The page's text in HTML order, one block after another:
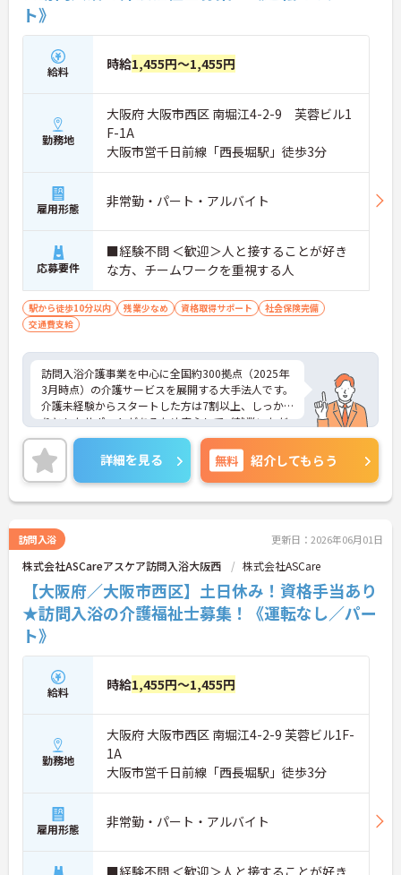
ト》
給料 時給1,455円～1,455円
勤務地
大阪府 大阪市西区 南堀江4-2-9 芙蓉ビル1
F-1A
大阪市営千日前線「西長堀駅」徒歩3分
雇用形態 非常勤・パート・アルバイト
応募要件
■経験不問 ＜歓迎＞人と接することが好き
な方、チームワークを重視する人
駅から徒歩10分以内 残業少なめ 資格取得サポート
社会保険完備
交通費支給
訪問入浴介護事業を中心に全国約300拠点（2025年
3月時点）の介護サービスを展開する大手法人です。
介護未経験からスタートした方は7割以上、しっか
りとしたサポートがあるため安心してご就業いただ
けます。お風呂に入れなくて困っている方に、手を
差し伸べてあげられるとてもやりがいのあるお仕事
です。ご興味ある方には、面接対策ポイントなど、
さらに詳細をお話しいたしますのでお気軽にご相談
ください！
詳細を見る 無料 紹介してもらう
訪問入浴 更新日：2026年06月01日
株式会社ASCareアスケア訪問入浴大阪西 株式会社ASCare
【大阪府／大阪市西区】土日休み！資格手当あり
★訪問入浴の介護福祉士募集！《運転なし／パー
ト》
給料 時給1,455円～1,455円
勤務地
大阪府 大阪市西区 南堀江4-2-9 芙蓉ビル1F-
1A
大阪市営千日前線「西長堀駅」徒歩3分
雇用形態 非常勤・パート・アルバイト